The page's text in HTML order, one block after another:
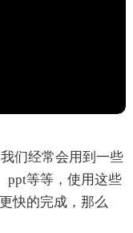
们经常会用到一些
ppt等等，使用这些
快的完成，那么